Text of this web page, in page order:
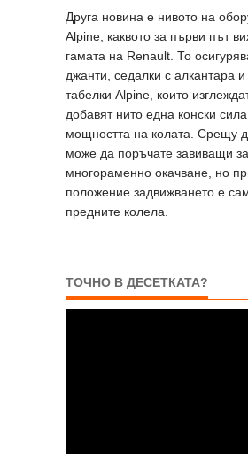
Друга новина е нивото на
Alpine, каквото за първи път
гамата на Renault. То
джанти, седалки с алкантара
табелки Alpine, които
добавят нито една конски
мощността на колата. Срещу
може да поръчате завиващи
многораменно окачване, но
положение задвижването е
предните колела.
ТОЧНО В ДЕСЕТКАТА?